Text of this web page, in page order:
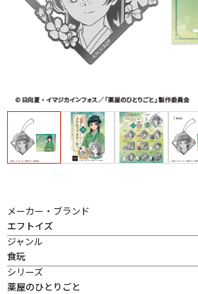
メーカー・ブランド
エフトイズ
ジャンル
食玩
シリーズ
薬屋のひとりごと